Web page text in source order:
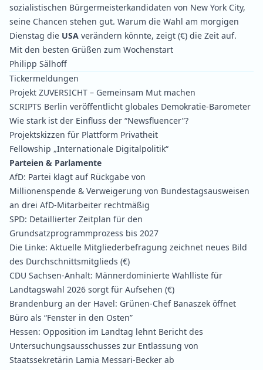
sozialistischen Bürgermeisterkandidaten von New York City,
seine Chancen stehen gut. Warum die Wahl am morgigen
Dienstag die USA verändern könnte, zeigt (€) die Zeit auf.
Mit den besten Grüßen zum Wochenstart
Philipp Sälhoff
Tickermeldungen
Projekt ZUVERSICHT – Gemeinsam Mut machen
SCRIPTS Berlin veröffentlicht globales Demokratie-Barometer
Wie stark ist der Einfluss der “Newsfluencer”?
Projektskizzen für Plattform Privatheit
Fellowship „Internationale Digitalpolitik“
Parteien & Parlamente
AfD: Partei klagt auf Rückgabe von
Millionenspende & Verweigerung von Bundestagsausweisen
an drei AfD-Mitarbeiter rechtmäßig
SPD: Detaillierter Zeitplan für den
Grundsatzprogrammprozess bis 2027
Die Linke: Aktuelle Mitgliederbefragung zeichnet neues Bild
des Durchschnittsmitglieds (€)
CDU Sachsen-Anhalt: Männerdominierte Wahlliste für
Landtagswahl 2026 sorgt für Aufsehen (€)
Brandenburg an der Havel: Grünen-Chef Banaszek öffnet
Büro als “Fenster in den Osten”
Hessen: Opposition im Landtag lehnt Bericht des
Untersuchungsausschusses zur Entlassung von
Staatssekretärin Lamia Messari-Becker ab